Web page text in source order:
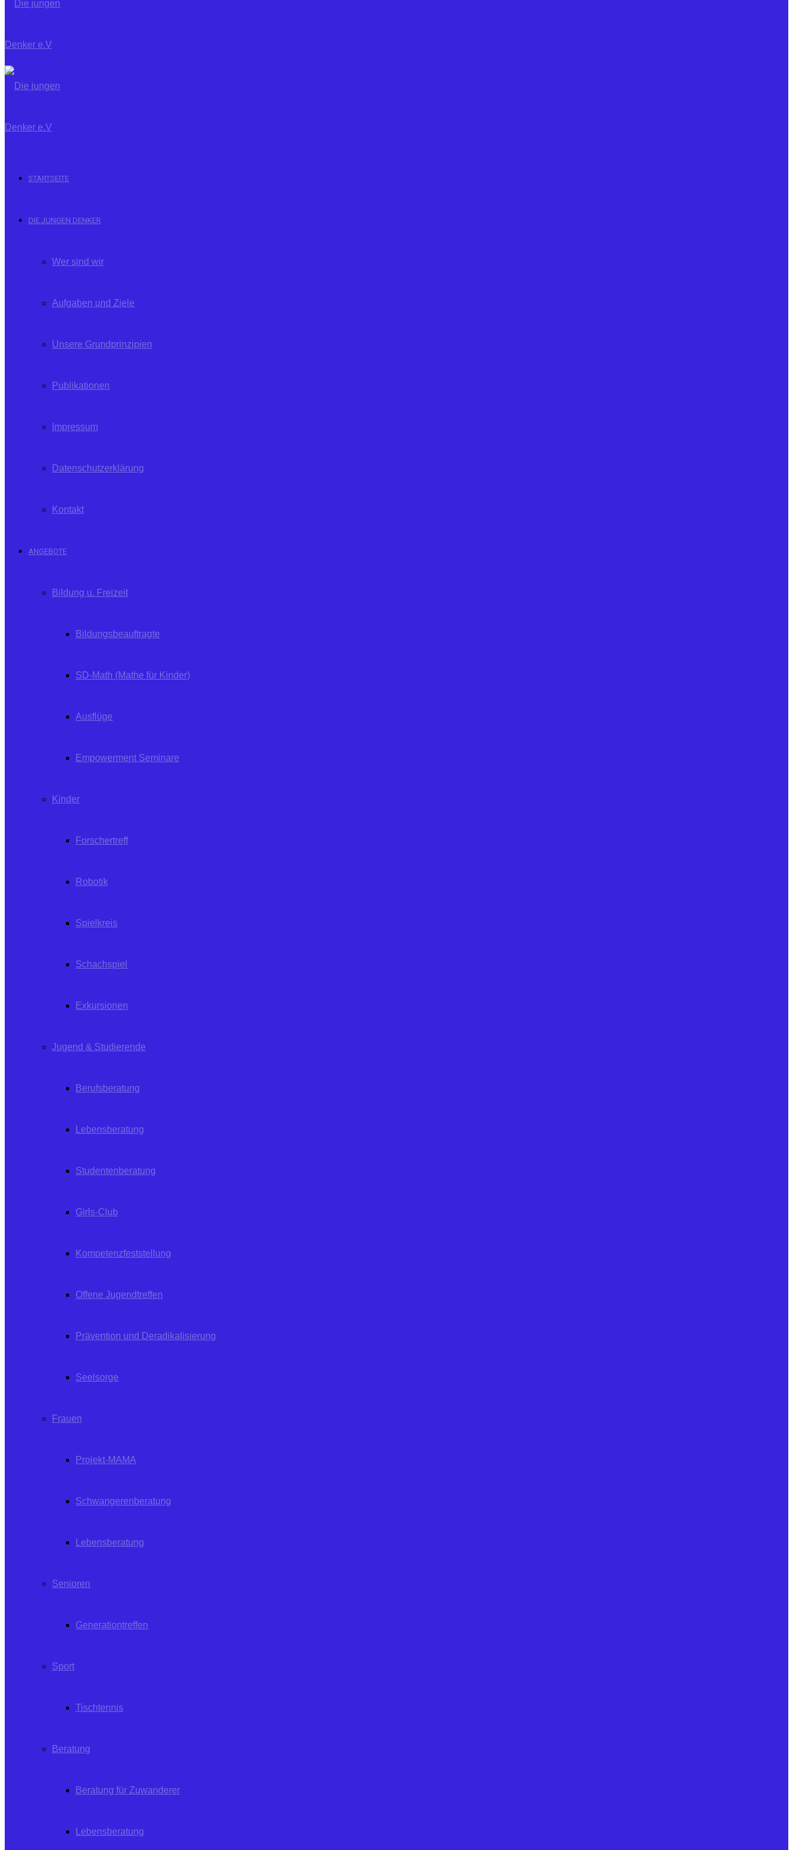
STARTSEITE
DIE JUNGEN DENKER
Wer sind wir
Aufgaben und Ziele
Unsere Grundprinzipien
Publikationen
Impressum
Datenschutzerklärung
Kontakt
ANGEBOTE
Bildung u. Freizeit
Bildungsbeauftragte
SD-Math (Mathe für Kinder)
Ausflüge
Empowerment Seminare
Kinder
Forschertreff
Robotik
Spielkreis
Schachspiel
Exkursionen
Jugend & Studierende
Berufsberatung
Lebensberatung
Studentenberatung
Girls-Club
Kompetenzfeststellung
Offene Jugendtreffen
Prävention und Deradikalisierung
Seelsorge
Frauen
Projekt-MAMA
Schwangerenberatung
Lebensberatung
Senioren
Generationtreffen
Sport
Tischtennis
Beratung
Beratung für Zuwanderer
Lebensberatung